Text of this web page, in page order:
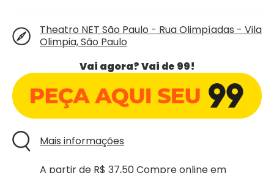
Theatro NET São Paulo - Rua Olimpíadas - Vila
Olimpia, São Paulo
Vai agora? Vai de 99!
Mais informações
A partir de R$ 37,50Compre online em